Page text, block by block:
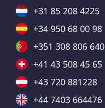
+31 85 208 4225
+34 950 68 00 98
+351 308 806 640
+41 43 508 45 65
+43 720 881228
+44 7403 664476